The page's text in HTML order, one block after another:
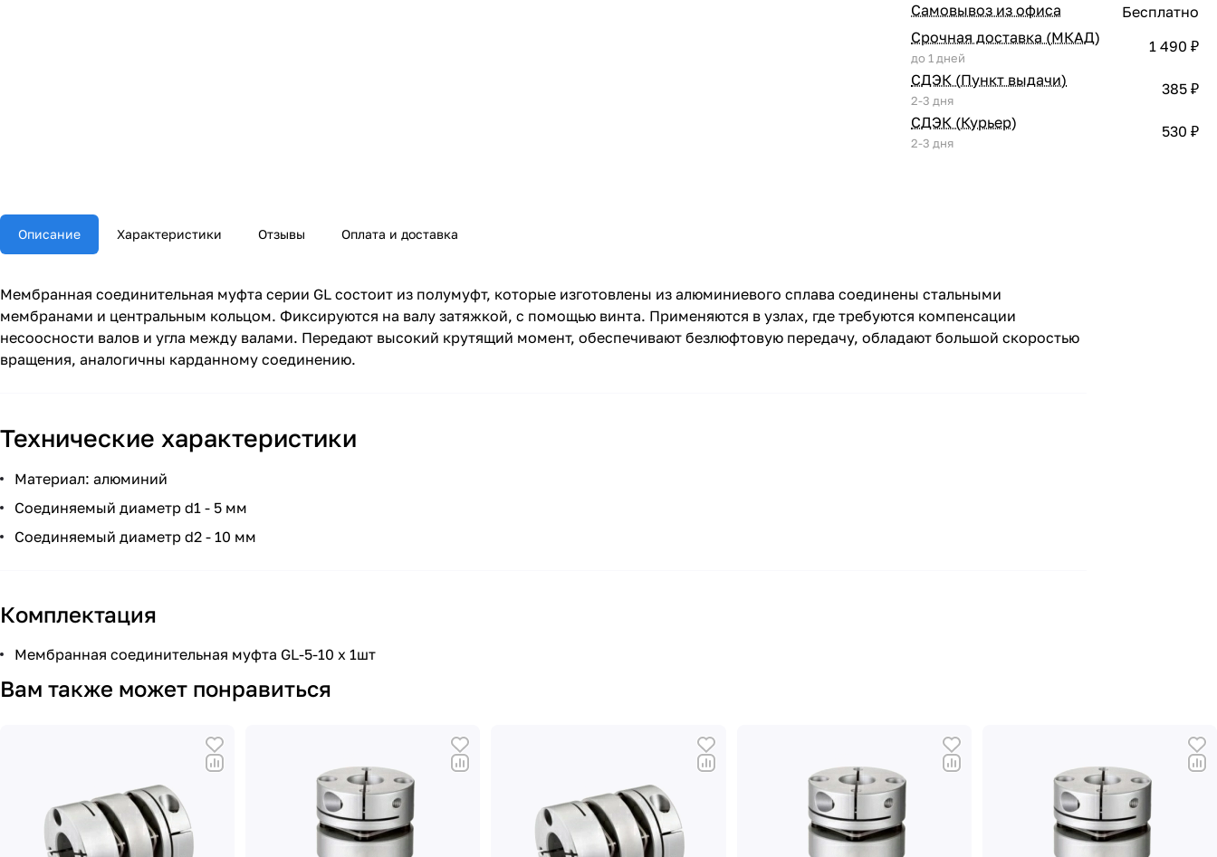
Самовывоз из офиса
Бесплатно
Срочная доставка (МКАД)
до 1 дней
1 490 ₽
СДЭК (Пункт выдачи)
2-3 дня
385 ₽
СДЭК (Курьер)
2-3 дня
530 ₽
Описание Характеристики Отзывы Оплата и доставка
Мембранная соединительная муфта серии GL состоит из полумуфт, которые изготовлены из алюминиевого сплава соединены стальными
мембранами и центральным кольцом. Фиксируются на валу затяжкой, с помощью винта. Применяются в узлах, где требуются компенсации
несоосности валов и угла между валами. Передают высокий крутящий момент, обеспечивают безлюфтовую передачу, обладают большой скоростью
вращения, аналогичны карданному соединению.
Технические характеристики
Материал: алюминий
Соединяемый диаметр d1 - 5 мм
Соединяемый диаметр d2 - 10 мм
Комплектация
Мембранная соединительная муфта GL-5-10 х 1шт
Вам также может понравиться